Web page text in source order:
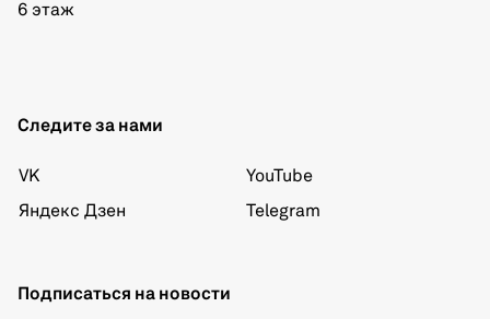
6 этаж
Следите за нами
VK
Яндекс Дзен
YouTube
Telegram
Подписаться на новости